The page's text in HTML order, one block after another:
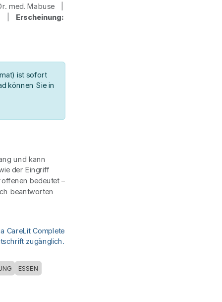
med. Mabuse |
| Erscheinung:
ist sofort
können Sie in
und kann
der Eingriff
bedeutet –
beantworten
CareLit Complete
zugänglich.
ESSEN